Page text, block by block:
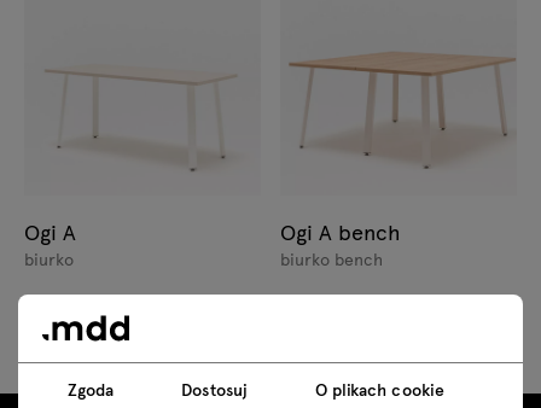
Ogi A
biurko
Ogi A bench
biurko bench
Zgoda Dostosuj O plikach cookie